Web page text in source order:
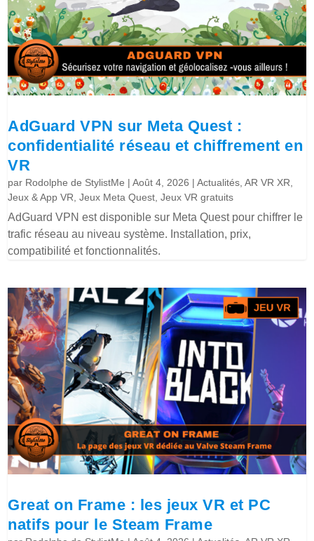
AdGuard VPN sur Meta Quest :
confidentialité réseau et chiffrement en
VR
par Rodolphe de StylistMe |Août 4, 2026 |Actualités ,AR VR XR
Jeux & App VR ,Jeux Meta Quest ,Jeux VR gratuits
AdGuard VPN est disponible sur Meta Quest pour chiffrer le
trafic réseau au niveau système. Installation, prix,
compatibilité et fonctionnalités.
Great on Frame : les jeux VR et PC
natifs pour le Steam Frame